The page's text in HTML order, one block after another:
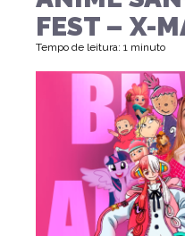
FEST – X-
Tempo de leitura: 1 minuto